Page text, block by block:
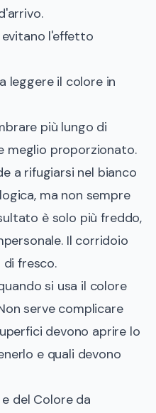
l'effetto
leggere il colore in
più lungo di
meglio proporzionato.
a rifugiarsi nel bianco
ma non sempre
è solo più freddo,
Il corridoio
fresco.
si usa il colore
serve complicare
devono aprire lo
e quali devono
del Colore da